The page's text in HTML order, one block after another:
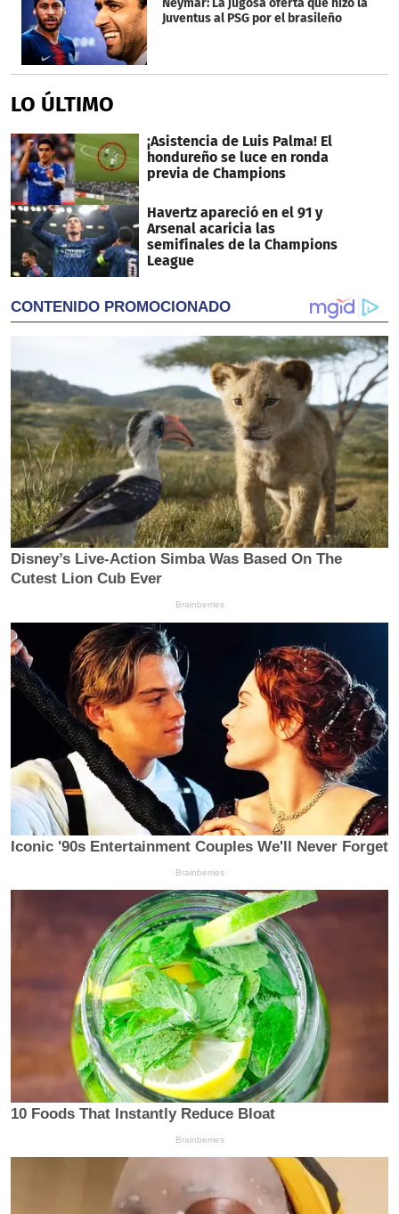
Neymar: La jugosa oferta que hizo la
Juventus al PSG por el brasileño
LO ÚLTIMO
¡Asistencia de Luis Palma! El
hondureño se luce en ronda
previa de Champions
Havertz apareció en el 91 y
Arsenal acaricia las
semifinales de la Champions
League